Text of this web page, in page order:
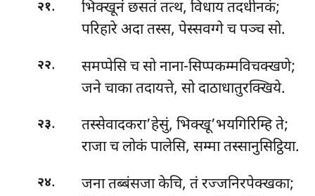
२१.
भिक्खूनं छसतं तत्थ, विधाय तदधीनकं;
परिहारे अदा तस्स, पेस्सवग्गे च पञ्च सो.
२२.
समप्पेसि च सो नाना-सिप्पकम्मविचक्खणे;
जने चाका तदायत्ते, सो दाठाधातुरक्खिये.
२३.
तस्सेवादकरा’हेसुं, भिक्खू’भयगिरिम्हि ते;
राजा च लोकं पालेसि, सम्मा तस्सानुसिट्ठिया.
२४.
जना तब्बंसजा केचि, तं रज्जनिरपेक्खका;